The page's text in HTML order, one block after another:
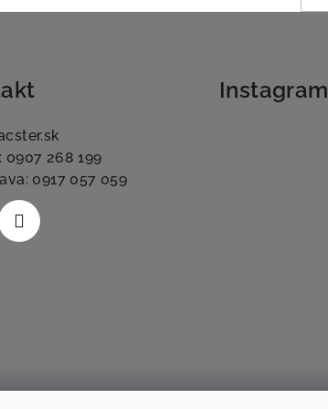
0907 268 199
0917 057 059
Instagram